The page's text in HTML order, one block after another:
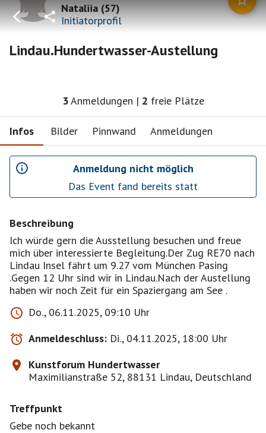
Nataliia(57)
Initiatorprofil
Lindau.Hundertwasser-Austellung
3Anmeldungen | 2 freie Plätze
Infos Bilder Pinnwand Anmeldungen
Anmeldung nicht möglich
Das Event fand bereits statt
Beschreibung
Ich würde gern die Ausstellung besuchen und freue
mich über interessierte Begleitung.Der Zug RE70 nach
Lindau Insel fährt um 9.27 vom München Pasing
.Gegen 12 Uhr sind wir in Lindau.Nach der Austellung
haben wir noch Zeit für ein Spaziergang am See .
Do., 06.11.2025, 09:10 Uhr
Anmeldeschluss: Di., 04.11.2025, 18:00 Uhr
Kunstforum Hundertwasser
Maximilianstraße 52, 88131 Lindau, Deutschland
Treffpunkt
Gebe noch bekannt